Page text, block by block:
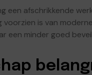
een afschrikkende
is van
een minder goed